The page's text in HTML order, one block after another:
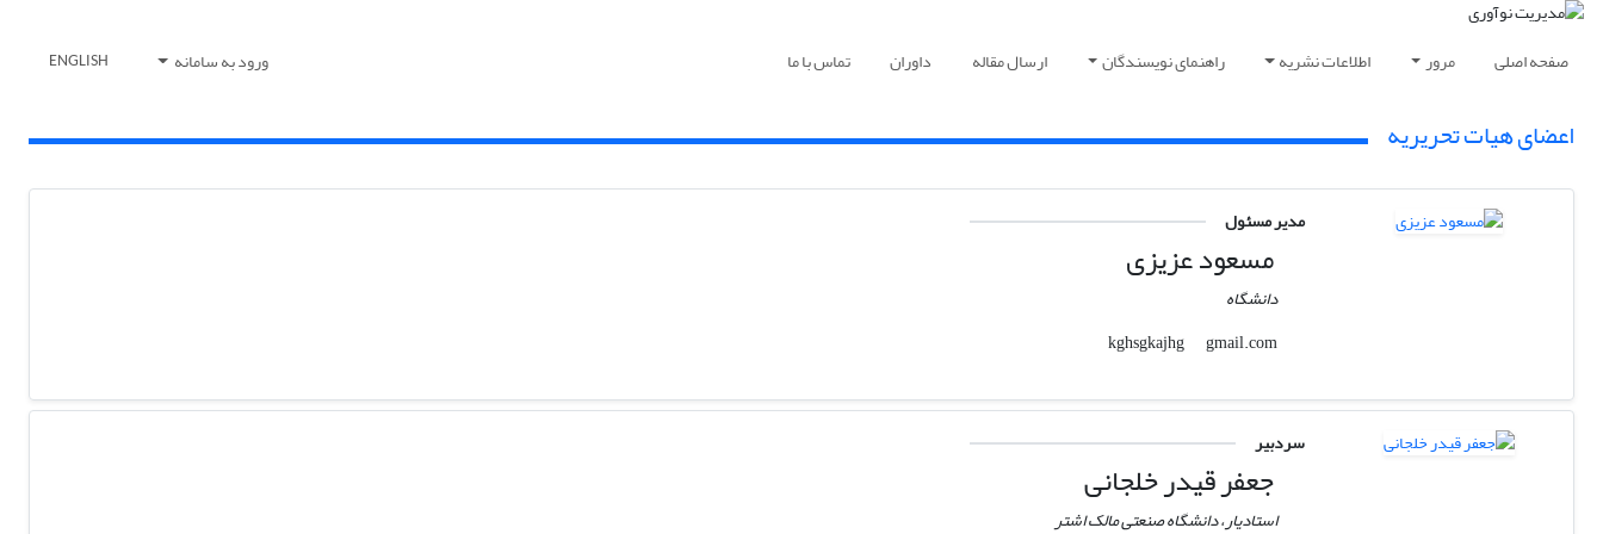
صفحه اصلی مرور اطلاعات نشریه راهنمای نویسندگان ارسال مقاله داوران تماس با ما ورود به سامانه ENGLISH
اعضای هیات تحریریه
مدیر مسئول
مسعود عزیزی
دانشگاه
kghsgkajhg
gmail.com
سردبیر
جعفر قیدر خلجانی
استادیار، دانشگاه صنعتی مالک اشتر